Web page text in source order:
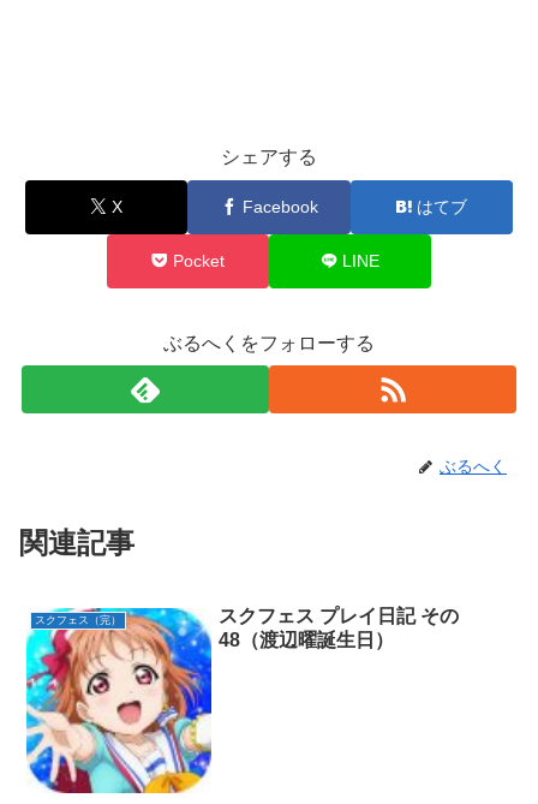
シェアする
X Facebook はてブ
Pocket LINE
ぶるへくをフォローする
ぶるへく
関連記事
スクフェス（完）
スクフェス プレイ日記 その
48（渡辺曜誕生日）